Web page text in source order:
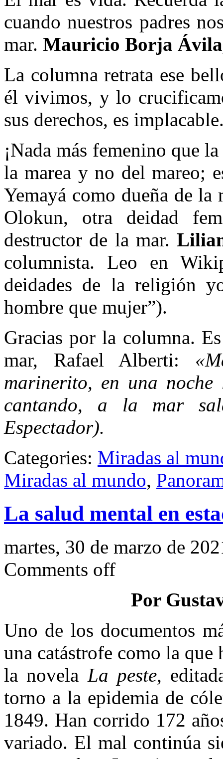
cuando nuestros padres
mar. Mauricio Borja
La columna retrata ese
él vivimos, y lo
sus derechos, es
¡Nada más femenino que
la marea y no del mareo;
Yemayá como dueña de
Olokun, otra deidad
destructor de la mar.
columnista. Leo en
deidades de la religión
hombre que mujer”).
Gracias por la columna.
mar, Rafael Alberti:
marinerito, en una
cantando, a la mar
Espectador).
Categories: Miradas al
Miradas al mundo,
La salud mental en
martes, 30 de marzo de
Comments off
Por
Uno de los documentos
una catástrofe como la que
la novela La peste,
torno a la epidemia de
1849. Han corrido 172
variado. El mal continúa